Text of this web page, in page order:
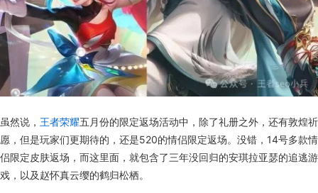
虽然说， 王者荣耀五月份的限定返场活动中，除了礼册之外，还有敦煌祈
愿，但是玩家们更期待的，还是520的情侣限定返场。没错，14号多款情
侣限定皮肤返场，而这里面，就包含了三年没回归的安琪拉亚瑟的追逃游
戏，以及赵怀真云缨的鹤归松栖。